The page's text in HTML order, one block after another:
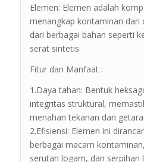
Elemen: Elemen adalah
menangkap kontaminan dari
dari berbagai bahan seperti
serat sintetis.
Fitur dan Manfaat :
1.Daya tahan: Bentuk
integritas struktural,
menahan tekanan dan
2.Efisiensi: Elemen ini
berbagai macam
serutan logam, dan serpihan